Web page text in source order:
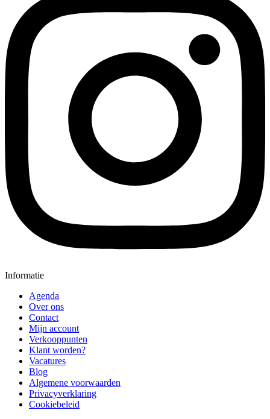
Informatie
Agenda
Over ons
Contact
Mijn account
Verkooppunten
Klant worden?
Vacatures
Blog
Algemene voorwaarden
Privacyverklaring
Cookiebeleid